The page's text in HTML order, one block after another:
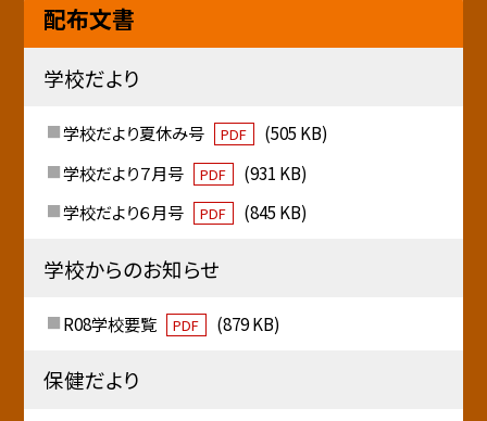
配布文書
学校だより
学校だより夏休み号 PDF
(505 KB)
学校だより７月号
PDF
(931 KB)
学校だより６月号
PDF (845 KB)
学校からのお知らせ
R08学校要覧 PDF (879 KB)
保健だより